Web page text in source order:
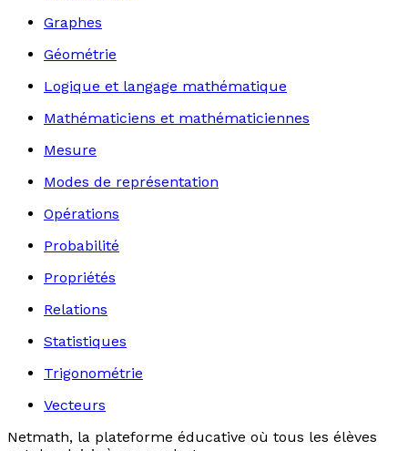
Graphes
Géométrie
Logique et langage mathématique
Mathématiciens et mathématiciennes
Mesure
Modes de représentation
Opérations
Probabilité
Propriétés
Relations
Statistiques
Trigonométrie
Vecteurs
Netmath, la plateforme éducative où tous les élèves